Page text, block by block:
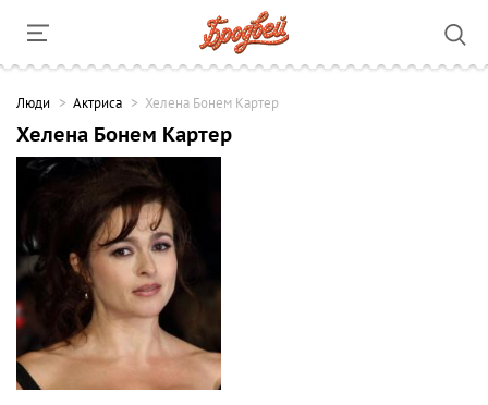
Люди Актриса Хелена Бонем Картер
Хелена Бонем Картер